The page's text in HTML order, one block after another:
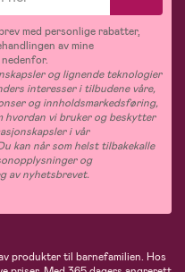
med personlige rabatter,
av mine
og lignende teknologier
interesser i tilbudene våre,
og innholdsmarkedsføring,
hvordan vi bruker og beskytter
i vår
kan når som helst tilbakekalle
og
av nyhetsbrevet.
produkter til barnefamilien. Hos